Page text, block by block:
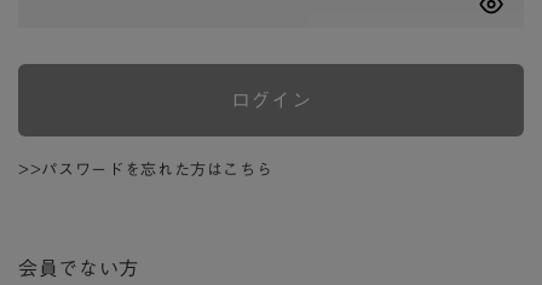
ログイン
>>パスワードを忘れた方はこちら
会員でない方